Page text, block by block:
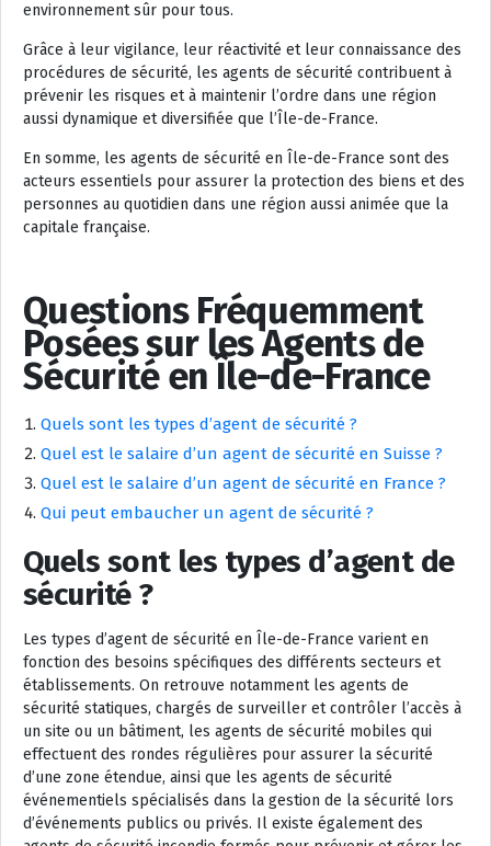
environnement sûr pour tous.
Grâce à leur vigilance, leur réactivité et leur connaissance des
procédures de sécurité, les agents de sécurité contribuent à
prévenir les risques et à maintenir l’ordre dans une région
aussi dynamique et diversifiée que l’Île-de-France.
En somme, les agents de sécurité en Île-de-France sont des
acteurs essentiels pour assurer la protection des biens et des
personnes au quotidien dans une région aussi animée que la
capitale française.
Questions Fréquemment
Posées sur les Agents de
Sécurité en Île-de-France
Quels sont les types d’agent de sécurité ?
Quel est le salaire d’un agent de sécurité en Suisse ?
Quel est le salaire d’un agent de sécurité en France ?
Qui peut embaucher un agent de sécurité ?
Quels sont les types d’agent de
sécurité ?
Les types d’agent de sécurité en Île-de-France varient en
fonction des besoins spécifiques des différents secteurs et
établissements. On retrouve notamment les agents de
sécurité statiques, chargés de surveiller et contrôler l’accès à
un site ou un bâtiment, les agents de sécurité mobiles qui
effectuent des rondes régulières pour assurer la sécurité
d’une zone étendue, ainsi que les agents de sécurité
événementiels spécialisés dans la gestion de la sécurité lors
d’événements publics ou privés. Il existe également des